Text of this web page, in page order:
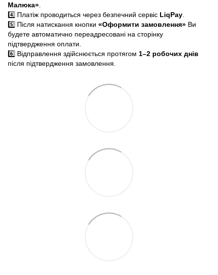
Малюка».
4️⃣ Платіж проводиться через безпечний сервіс LiqPay.
5️⃣ Після натискання кнопки «Оформити замовлення» Ви
будете автоматично переадресовані на сторінку
підтвердження оплати.
6️⃣ Відправлення здійснюється протягом 1–2 робочих днів
після підтвердження замовлення.